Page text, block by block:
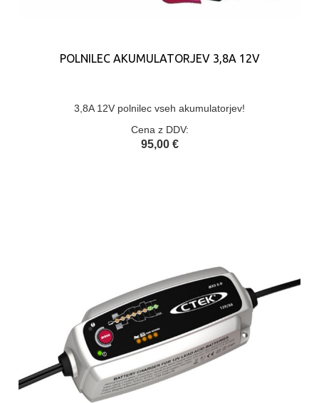
POLNILEC AKUMULATORJEV 3,8A 12V
3,8A 12V polnilec vseh akumulatorjev!
Cena z DDV:
95,00 €